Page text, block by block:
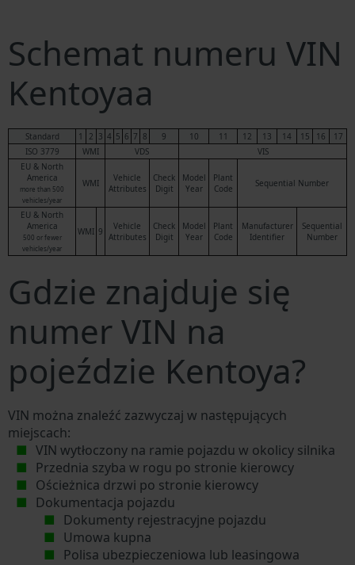
Schemat numeru VIN
Kentoyaa
Standard 1 2 3 4 5 6 7 8 9 10 11 12 13 14 15 16
17
ISO 3779
WMI VDS
VIS
EU & North
America
more than 500
vehicles/year
WMI
Vehicle
Attributes
Check
Digit
Model
Year
Plant
Code
Sequential Number
EU & North
America
500 or fewer
vehicles/year
WMI 9
Vehicle
Attributes
Check
Digit
Model
Year
Plant
Code
Manufacturer
Identifier
Sequential
Number
Gdzie znajduje się
numer VIN na
pojeździe Kentoya?
VIN można znaleźć zazwyczaj w następujących
miejscach:
VIN wytłoczony na ramie pojazdu w okolicy silnika
Przednia szyba w rogu po stronie kierowcy
Ościeżnica drzwi po stronie kierowcy
Dokumentacja pojazdu
Dokumenty rejestracyjne pojazdu
Umowa kupna
Polisa ubezpieczeniowa lub leasingowa